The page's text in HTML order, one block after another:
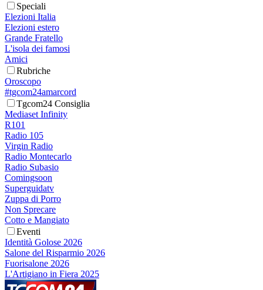
Speciali
Elezioni Italia
Elezioni estero
Grande Fratello
L'isola dei famosi
Amici
Rubriche
Oroscopo
#tgcom24amarcord
Tgcom24 Consiglia
Mediaset Infinity
R101
Radio 105
Virgin Radio
Radio Montecarlo
Radio Subasio
Comingsoon
Superguidatv
Zuppa di Porro
Non Sprecare
Cotto e Mangiato
Eventi
Identità Golose 2026
Salone del Risparmio 2026
Fuorisalone 2026
L'Artigiano in Fiera 2025